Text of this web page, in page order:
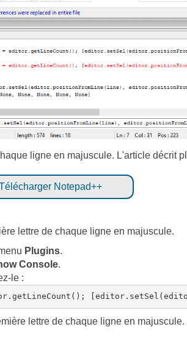
ligne en majuscule. L'article décrit
Notepad++
lettre de chaque ligne en majuscule.
Plugins.
Console.
le :
lettre de chaque ligne en majuscule.